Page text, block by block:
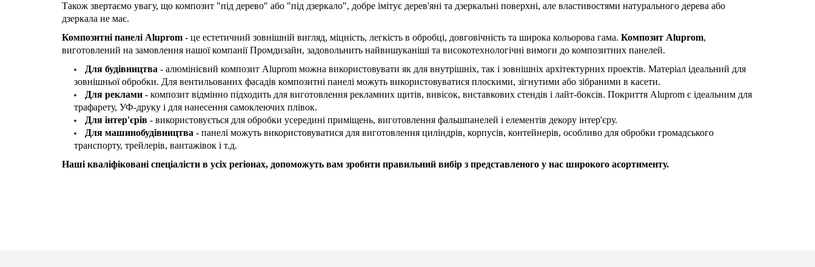
Також звертаємо увагу, що композит "під дерево" або "під дзеркало", добре імітує дерев'яні та дзеркальні поверхні, але властивостями натурального дерева або
дзеркала не має.
Композитні панелі Aluprom - це естетичний зовнішній вигляд, міцність, легкість в обробці, довговічність та широка кольорова гама. Композит Aluprom,
виготовлений на замовлення нашої компанії Промдизайн, задовольнить найвишуканіші та високотехнологічні вимоги до композитних панелей.
Для будівництва - алюмінієвий композит Aluprom можна використовувати як для внутрішніх, так і зовнішніх архітектурних проектів. Матеріал ідеальний для
зовнішньої обробки. Для вентильованих фасадів композитні панелі можуть використовуватися плоскими, зігнутими або зібраними в касети.
Для реклами - композит відмінно підходить для виготовлення рекламних щитів, вивісок, виставкових стендів і лайт-боксів. Покриття Aluprom є ідеальним для
трафарету, УФ-друку і для нанесення самоклеючих плівок.
Для інтер'єрів - використовується для обробки усередині приміщень, виготовлення фальшпанелей і елементів декору інтер'єру.
Для машинобудівництва - панелі можуть використовуватися для виготовлення циліндрів, корпусів, контейнерів, особливо для обробки громадського
транспорту, трейлерів, вантажівок і т.д.
Наші кваліфіковані спеціалісти в усіх регіонах, допоможуть вам зробити правильний вибір з представленого у нас широкого асортименту.